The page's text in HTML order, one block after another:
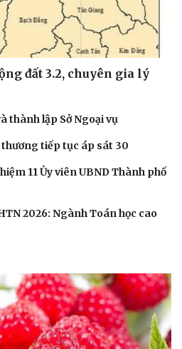
Câu chuyện thời sự
Cửa sổ tình yêu
Kể chuyện cho bé
Hạt giống tâm hồn
đất 3.2, chuyên gia lý
thành lập Sở Ngoại vụ
tiếp tục áp sát 30
11 Ủy viên UBND Thành phố
2026: Ngành Toán học cao